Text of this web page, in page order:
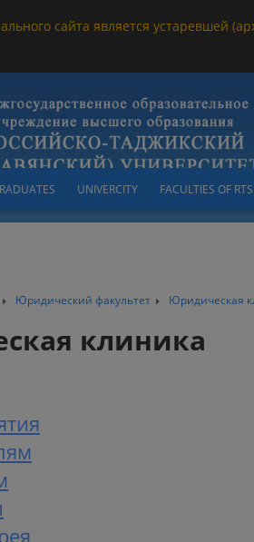
сайта является устаревшей
UNIVERCITY FACULTIES OF
Юридический факультет Юридическая
клиника